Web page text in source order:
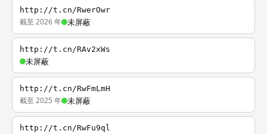
http://t.cn/RwerOwr
截至 2026 年 未屏蔽
http://t.cn/RAv2xWs
未屏蔽
http://t.cn/RwFmLmH
截至 2025 年 未屏蔽
http://t.cn/RwFu9ql